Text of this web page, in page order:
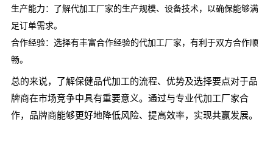
生产能力：了解代加工厂家的生产规模、设备技术，以确保能够满
足订单需求。
合作经验：选择有丰富合作经验的代加工厂家，有利于双方合作顺
畅。
总的来说，了解保健品代加工的流程、优势及选择要点对于品
牌商在市场竞争中具有重要意义。通过与专业代加工厂家合
作，品牌商能够更好地降低风险、提高效率，实现共赢发展。